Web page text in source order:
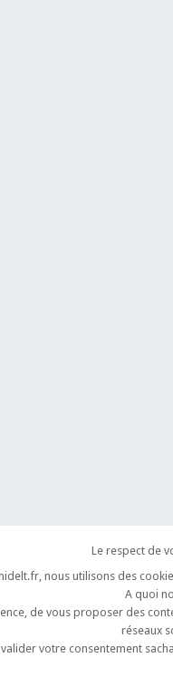
Le respect de
nous utilisons des
A quoi
de vous proposer des
réseaux
votre consentement